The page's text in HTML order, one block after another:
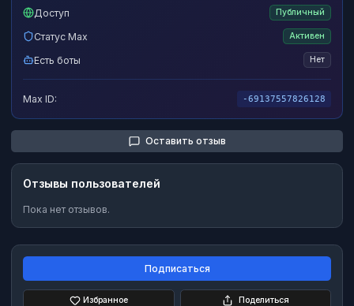
Доступ Публичный
Статус Max Активен
Есть боты Нет
Max ID: -69137557826128
Оставить отзыв
Отзывы пользователей
Пока нет отзывов.
Подписаться
Избранное Поделиться